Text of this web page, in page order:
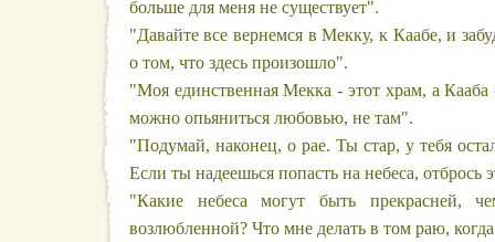
больше для меня не существует".
"Давайте все вернемся в Мекку, к Каабе, и
о том, что здесь произошло".
"Моя единственная Мекка - этот храм, а Кааба
можно опьяниться любовью, не там".
"Подумай, наконец, о рае. Ты стар, у тебя
Если ты надеешься попасть на небеса, отбрось
"Какие небеса могут быть прекрасней,
возлюбленной? Что мне делать в том раю, когда